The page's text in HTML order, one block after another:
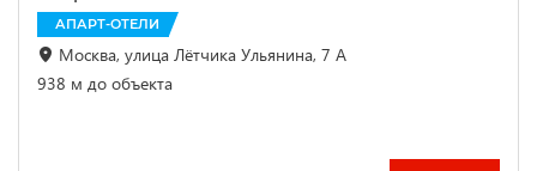
АПАРТ-ОТЕЛИ
Москва, улица Лётчика Ульянина, 7 А
938 м до объекта